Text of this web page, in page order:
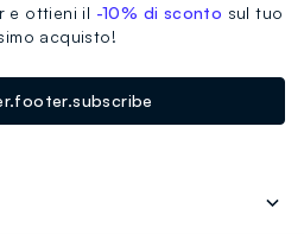
e ottieni il -10% di sconto sul tuo
acquisto!